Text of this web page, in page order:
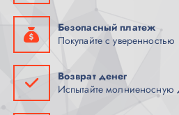
Безопасный платеж
Покупайте с уверенностью
Возврат денег
Испытайте молниеносную